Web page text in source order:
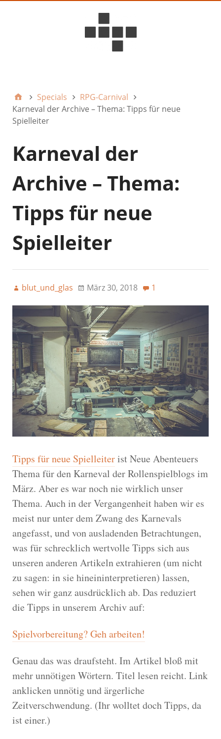
Specials
RPG-Carnival
Karneval der Archive – Thema: Tipps für neue
Spielleiter
Karneval der
Archive – Thema:
Tipps für neue
Spielleiter
blut_und_glas März 30, 2018 1
Tipps für neue Spielleiterist Neue Abenteuers
Thema für den Karneval der Rollenspielblogs im
März. Aber es war noch nie wirklich unser
Thema. Auch in der Vergangenheit haben wir es
meist nur unter dem Zwang des Karnevals
angefasst, und von ausladenden Betrachtungen,
was für schrecklich wertvolle Tipps sich aus
unseren anderen Artikeln extrahieren (um nicht
zu sagen: in sie hineininterpretieren) lassen,
sehen wir ganz ausdrücklich ab. Das reduziert
die Tipps in unserem Archiv auf:
Spielvorbereitung? Geh arbeiten!
Genau das was draufsteht. Im Artikel bloß mit
mehr unnötigen Wörtern. Titel lesen reicht. Link
anklicken unnötig und ärgerliche
Zeitverschwendung. (Ihr wolltet doch Tipps, da
ist einer.)